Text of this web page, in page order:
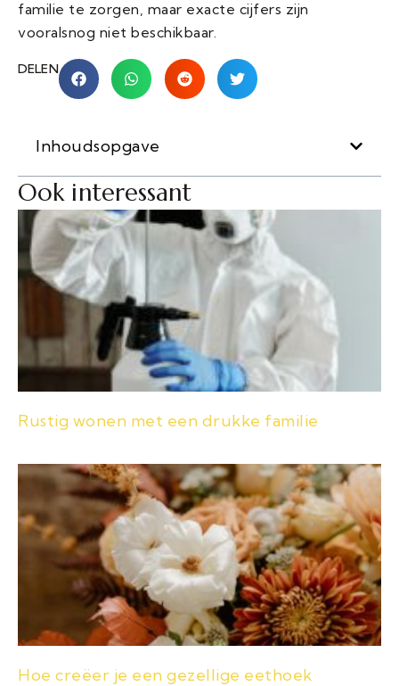
familie te zorgen, maar exacte cijfers zijn
vooralsnog niet beschikbaar.
DELEN
Inhoudsopgave
Ook interessant
Rustig wonen met een drukke familie
Hoe creëer je een gezellige eethoek